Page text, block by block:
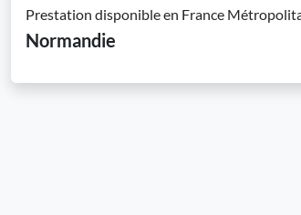
Prestation disponible en France
Normandie